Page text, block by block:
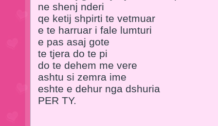
ne shenj nderi
qe ketij shpirti te vetmuar
e te harruar i fale lumturi
e pas asaj gote
te tjera do te pi
do te dehem me vere
ashtu si zemra ime
eshte e dehur nga dshuria
PER TY.